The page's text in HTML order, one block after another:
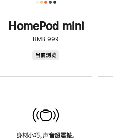
HomePod mini
RMB 999
当前浏览
身材小巧，声音超震撼。